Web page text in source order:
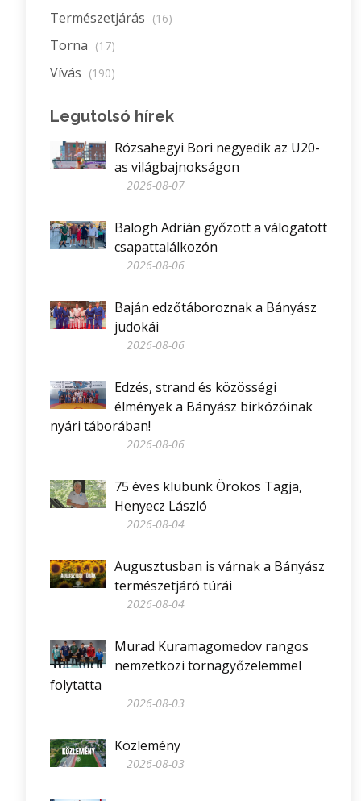
Természetjárás (16)
Torna (17)
Vívás (190)
Legutolsó hírek
Rózsahegyi Bori negyedik az U20-
as világbajnokságon
2026-08-07
Balogh Adrián győzött a válogatott
csapattalálkozón
2026-08-06
Baján edzőtáboroznak a Bányász
judokái
2026-08-06
Edzés, strand és közösségi
élmények a Bányász birkózóinak
nyári táborában!
2026-08-06
75 éves klubunk Örökös Tagja,
Henyecz László
2026-08-04
Augusztusban is várnak a Bányász
természetjáró túrái
2026-08-04
Murad Kuramagomedov rangos
nemzetközi tornagyőzelemmel
folytatta
2026-08-03
Közlemény
2026-08-03